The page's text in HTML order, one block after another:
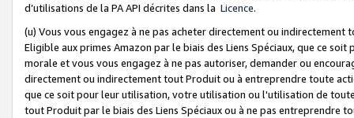
d’utilisations de la PA API décrites dans la Licence.
(u) Vous vous engagez à ne pas acheter directement ou
Eligible aux primes Amazon par le biais des Liens Spéciaux, que ce
morale et vous vous engagez à ne pas autoriser, demander ou
directement ou indirectement tout Produit ou à entreprendre toute
que ce soit pour leur utilisation, votre utilisation ou l'utilisation de
tout Produit par le biais des Liens Spéciaux ou à ne pas entreprendre